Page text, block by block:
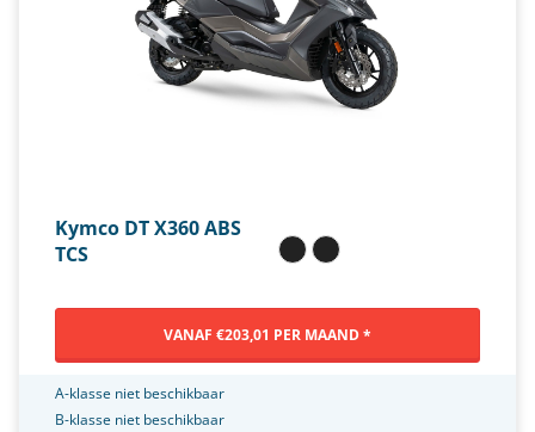
Kymco DT X360 ABS
TCS
VANAF €203,01 PER MAAND *
A-klasse niet beschikbaar
B-klasse niet beschikbaar